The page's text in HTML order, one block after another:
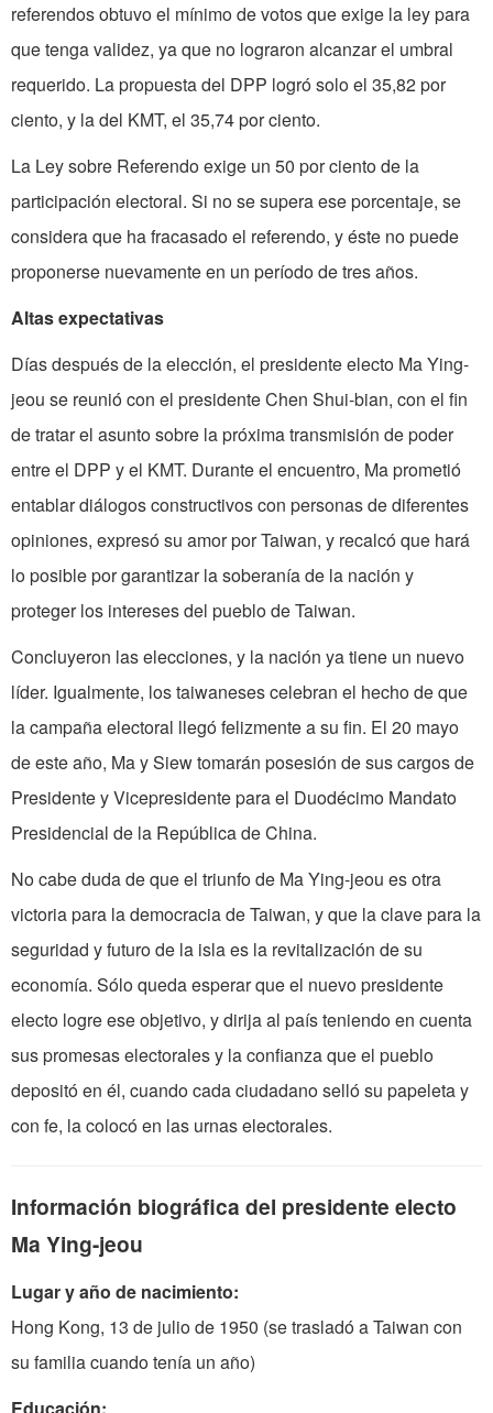
referendos obtuvo el mínimo de votos que exige la ley para
que tenga validez, ya que no lograron alcanzar el umbral
requerido. La propuesta del DPP logró solo el 35,82 por
ciento, y la del KMT, el 35,74 por ciento.
La Ley sobre Referendo exige un 50 por ciento de la
participación electoral. Si no se supera ese porcentaje, se
considera que ha fracasado el referendo, y éste no puede
proponerse nuevamente en un período de tres años.
Altas expectativas
Días después de la elección, el presidente electo Ma Ying-
jeou se reunió con el presidente Chen Shui-bian, con el fin
de tratar el asunto sobre la próxima transmisión de poder
entre el DPP y el KMT. Durante el encuentro, Ma prometió
entablar diálogos constructivos con personas de diferentes
opiniones, expresó su amor por Taiwan, y recalcó que hará
lo posible por garantizar la soberanía de la nación y
proteger los intereses del pueblo de Taiwan.
Concluyeron las elecciones, y la nación ya tiene un nuevo
líder. Igualmente, los taiwaneses celebran el hecho de que
la campaña electoral llegó felizmente a su fin. El 20 mayo
de este año, Ma y Siew tomarán posesión de sus cargos de
Presidente y Vicepresidente para el Duodécimo Mandato
Presidencial de la República de China.
No cabe duda de que el triunfo de Ma Ying-jeou es otra
victoria para la democracia de Taiwan, y que la clave para la
seguridad y futuro de la isla es la revitalización de su
economía. Sólo queda esperar que el nuevo presidente
electo logre ese objetivo, y dirija al país teniendo en cuenta
sus promesas electorales y la confianza que el pueblo
depositó en él, cuando cada ciudadano selló su papeleta y
con fe, la colocó en las urnas electorales.
Información biográfica del presidente electo
Ma Ying-jeou
Lugar y año de nacimiento:
Hong Kong, 13 de julio de 1950 (se trasladó a Taiwan con
su familia cuando tenía un año)